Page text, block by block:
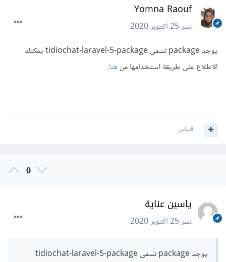
Yomna Raouf
نشر25 أكتوبر 2020
يوجد package تسمى tidiochat-laravel-5-package يمكنك
الاطلاع على طريقة استخدامها منهنا.
اقتباس
0
ياسين عناية
نشر25 أكتوبر 2020
يوجد package تسمى tidiochat-laravel-5-package